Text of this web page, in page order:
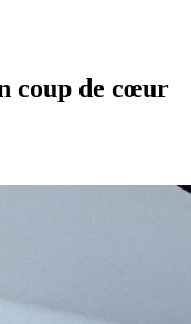
coup de cœur